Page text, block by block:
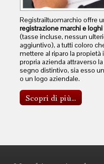
Registrailtuomarchio offre
registrazione marchi e loghi
(tasse incluse, nessun
aggiuntivo), a tutti coloro
mettere al riparo la propietà
propria azienda attraverso
segno distintivo, sia esso
o un logo aziendale.
Scopri di più...